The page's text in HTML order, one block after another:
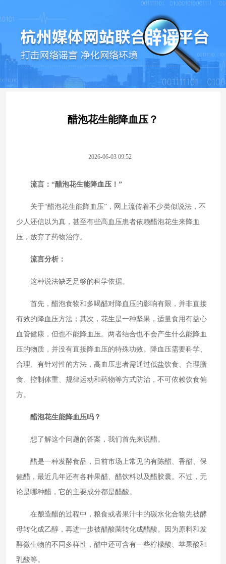
醋泡花生能降血压？
2026-06-03 09:52
流言：“醋泡花生能降血压！”
关于“醋泡花生能降血压”，网上流传着不少类似说法，不
少人还信以为真，甚至有些高血压患者依赖醋泡花生来降血
压，放弃了药物治疗。
流言分析：
这种说法缺乏足够的科学依据。
首先，醋泡食物和多喝醋对降血压的影响有限，并非直接
有效的降血压方法；其次，花生是一种坚果，适量食用有益心
血管健康，但也不能降血压。两者结合也不会产生什么能降血
压的物质，并没有直接降血压的特殊功效。降血压需要科学、
合理、有针对性的方法，高血压患者需通过低盐饮食、合理膳
食、控制体重、规律运动和药物等方式防治，不可依赖饮食偏
方。
醋泡花生能降血压吗？
想了解这个问题的答案，我们首先来说醋。
醋是一种发酵食品，目前市场上常见的有陈醋、香醋、保
健醋，最近几年还有各种果醋、醋饮料以及醋胶囊。不过，无
论是哪种醋，它的主要成分都是醋酸。
在酿造醋的过程中，粮食或者果汁中的碳水化合物先被酵
母转化成乙醇，再进一步被醋酸菌转化成醋酸。因为原料和发
酵微生物的不同多样性，醋中还可含有一些柠檬酸、苹果酸和
乳酸等。